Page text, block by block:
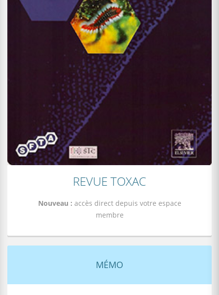
REVUE TOXAC
Nouveau : accès direct depuis votre espace
membre
MÉMO